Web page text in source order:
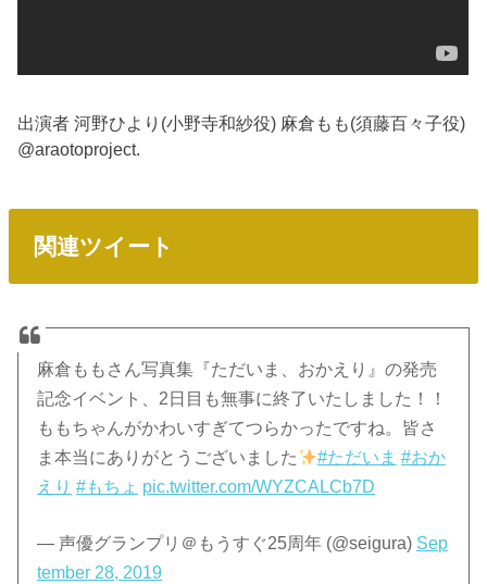
出演者 河野ひより(小野寺和紗役) 麻倉もも(須藤百々子役)
@araotoproject.
関連ツイート
麻倉ももさん写真集『ただいま、おかえり』の発売
記念イベント、2日目も無事に終了いたしました！！
ももちゃんがかわいすぎてつらかったですね。皆さ
ま本当にありがとうございました
#ただいま #おか
えり #もちょ pic.twitter.com/WYZCALCb7D
— 声優グランプリ＠もうすぐ25周年 (@seigura) Sep
tember 28, 2019